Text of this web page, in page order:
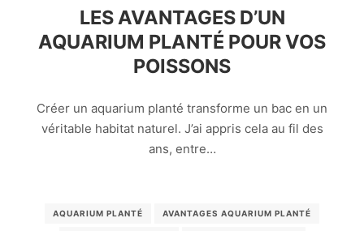
LES AVANTAGES D’UN
AQUARIUM PLANTÉ POUR VOS
POISSONS
Créer un aquarium planté transforme un bac en un
véritable habitat naturel. J’ai appris cela au fil des
ans, entre…
AQUARIUM PLANTÉ AVANTAGES AQUARIUM PLANTÉ